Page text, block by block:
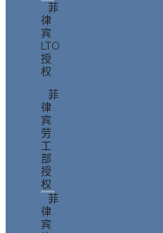
菲
律
宾
LTO
授
权
菲
律
宾
劳
工
部
授
权
菲
律
宾